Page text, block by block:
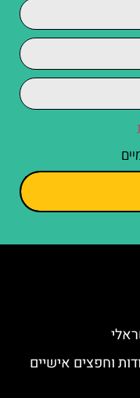
וחפצים אישיים